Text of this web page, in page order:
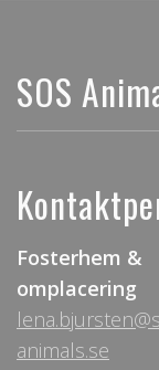
SOS
Fosterhem &
omplacering
animals.se